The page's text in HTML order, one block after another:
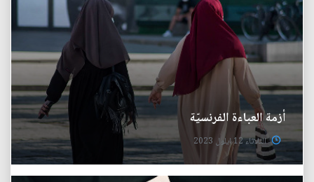
أزمة العباءة الفرنسيّة
الثلاثاء 12 ايلول 2023